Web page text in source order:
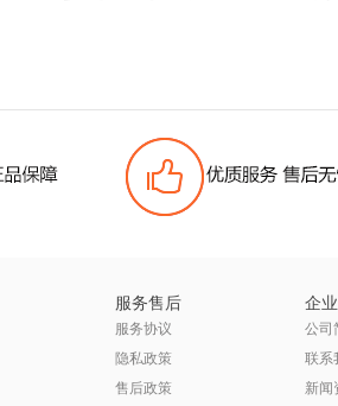
服务售后
服务协议
隐私政策
售后政策
企
公司
联系
新闻